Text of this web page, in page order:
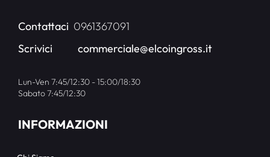
Contattaci 0961367091
Scrivici
commerciale@elcoingross.it
Lun-Ven 7:45/12:30 - 15:00/18:30
Sabato 7:45/12:30
INFORMAZIONI